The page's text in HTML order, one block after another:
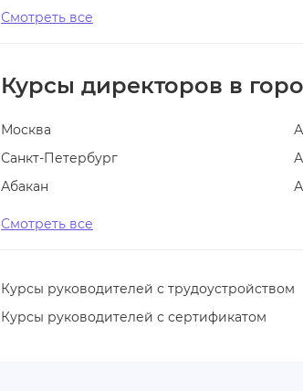
Смотреть все
Курсы директоров в
Москва
Санкт-Петербург
Абакан
Смотреть все
Курсы руководителей с трудоустройством
Курсы руководителей с сертификатом